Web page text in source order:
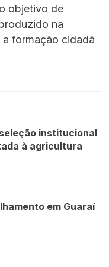
objetivo de
na
formação cidadã
institucional
à agricultura
em Guaraí